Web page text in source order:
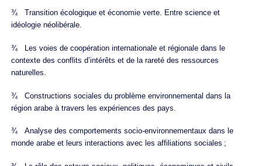
¾ Transition écologique et économie verte. Entre science et
idéologie néolibérale.
¾ Les voies de coopération internationale et régionale dans le
contexte des conflits d’intérêts et de la rareté des ressources
naturelles.
¾ Constructions sociales du problème environnemental dans la
région arabe à travers les expériences des pays.
¾ Analyse des comportements socio-environnementaux dans le
monde arabe et leurs interactions avec les affiliations sociales ;